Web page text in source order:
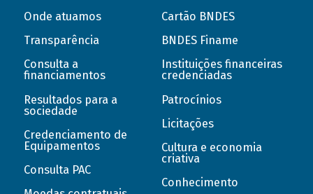
Onde atuamos
Transparência
Consulta a
financiamentos
Resultados para a
sociedade
Credenciamento de
Equipamentos
Consulta PAC
Cartão BNDES
BNDES Finame
Instituições financeiras
credenciadas
Patrocínios
Licitações
Cultura e economia
criativa
Conhecimento